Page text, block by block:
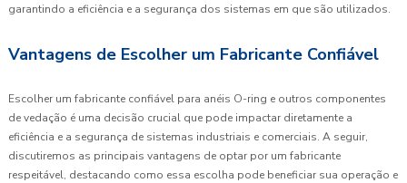
garantindo a eficiência e a segurança dos sistemas em que são utilizados.
Vantagens de Escolher um Fabricante Confiável
Escolher um fabricante confiável para anéis O-ring e outros componentes
de vedação é uma decisão crucial que pode impactar diretamente a
eficiência e a segurança de sistemas industriais e comerciais. A seguir,
discutiremos as principais vantagens de optar por um fabricante
respeitável, destacando como essa escolha pode beneficiar sua operação e